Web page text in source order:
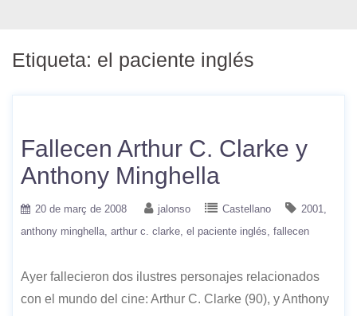
Etiqueta: el paciente inglés
Fallecen Arthur C. Clarke y
Anthony Minghella
20 de març de 2008 jalonso Castellano
2001
anthony minghella arthur c. clarke el paciente inglés fallecen
Ayer fallecieron dos ilustres personajes relacionados
con el mundo del cine: Arthur C. Clarke (90), y Anthony